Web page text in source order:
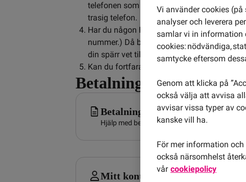
telefonen som är trasig och behöver lagas
trasig telefon.
Har du någon PIN2 funktion aktiverad i
nummer.) Då behöver du ta bort den
din spärr vet tillverkaren av din telefon.
Kan du fortfarande inte ringa? Kontakta
Betalning &
Betalning och faktura
Hjälp med betalning och din faktura.
Mitt konto och Appen
Vi använder cookies
analyser och leverera
samlar vi in information
cookies: nödvändiga,
samtycke eftersom
Genom att klicka på
också välja att avvisa
avvisar vissa typer av
kanske vill ha.
För mer information
också närsomhelst
vår cookiepolicy